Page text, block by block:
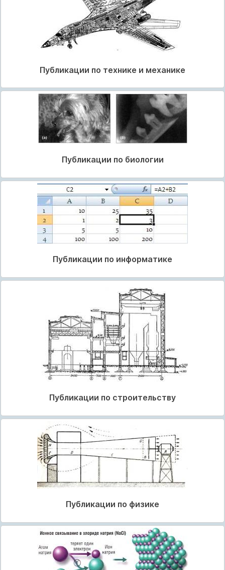
Публикации по технике и механике
Публикации по биологии
Публикации по информатике
Публикации по строительству
Публикации по физике